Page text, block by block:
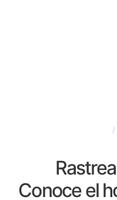
Conoce el